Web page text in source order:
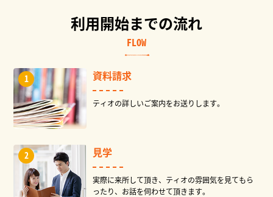
利用開始までの流れ
FLOW
資料請求
ティオの詳しいご案内をお送りします。
見学
実際に来所して頂き、ティオの雰囲気を見てもら
ったり、お話を伺わせて頂きます。